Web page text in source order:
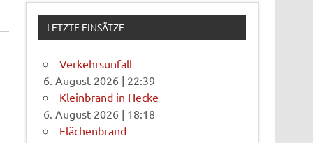
LETZTE EINSÄTZE
Verkehrsunfall
6. August 2026 | 22:39
Kleinbrand in Hecke
6. August 2026 | 18:18
Flächenbrand